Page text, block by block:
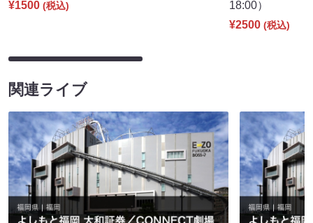
¥1500 (税込)
18:00）
¥2500 (税込)
関連ライブ